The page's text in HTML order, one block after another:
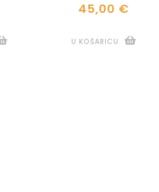
45,00 €
U KOŠARICU